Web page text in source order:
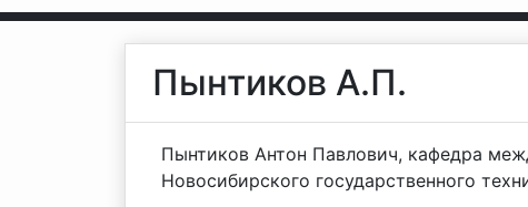
Пынтиков А.П.
Пынтиков Антон Павлович, кафедра
Новосибирского государственного